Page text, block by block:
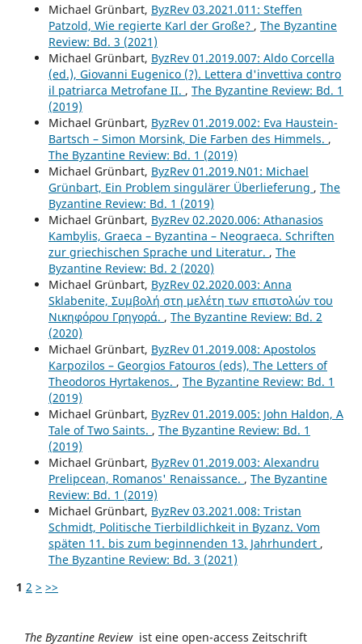
Michael Grünbart, ByzRev 03.2021.011: Steffen
Patzold, Wie regierte Karl der Große? , The Byzantine
Review: Bd. 3 (2021)
Michael Grünbart, ByzRev 01.2019.007: Aldo Corcella
(ed.), Giovanni Eugenico (?). Lettera d'invettiva contro
il patriarca Metrofane II. , The Byzantine Review: Bd. 1
(2019)
Michael Grünbart, ByzRev 01.2019.002: Eva Haustein-
Bartsch – Simon Morsink, Die Farben des Himmels. ,
The Byzantine Review: Bd. 1 (2019)
Michael Grünbart, ByzRev 01.2019.N01: Michael
Grünbart, Ein Problem singulärer Überlieferung , The
Byzantine Review: Bd. 1 (2019)
Michael Grünbart, ByzRev 02.2020.006: Athanasios
Kambylis, Graeca – Byzantina – Neograeca. Schriften
zur griechischen Sprache und Literatur. , The
Byzantine Review: Bd. 2 (2020)
Michael Grünbart, ByzRev 02.2020.003: Anna
Sklabenite, Συμβολή στη μελέτη των επιστολών του
Νικηφόρου Γρηγορά. , The Byzantine Review: Bd. 2
(2020)
Michael Grünbart, ByzRev 01.2019.008: Apostolos
Karpozilos – Georgios Fatouros (eds), The Letters of
Theodoros Hyrtakenos. , The Byzantine Review: Bd. 1
(2019)
Michael Grünbart, ByzRev 01.2019.005: John Haldon, A
Tale of Two Saints. , The Byzantine Review: Bd. 1
(2019)
Michael Grünbart, ByzRev 01.2019.003: Alexandru
Prelipcean, Romanos' Renaissance. , The Byzantine
Review: Bd. 1 (2019)
Michael Grünbart, ByzRev 03.2021.008: Tristan
Schmidt, Politische Tierbildlichkeit in Byzanz. Vom
späten 11. bis zum beginnenden 13. Jahrhundert ,
The Byzantine Review: Bd. 3 (2021)
1 2 > >>
The Byzantine Reviewist eine open-access Zeitschrift